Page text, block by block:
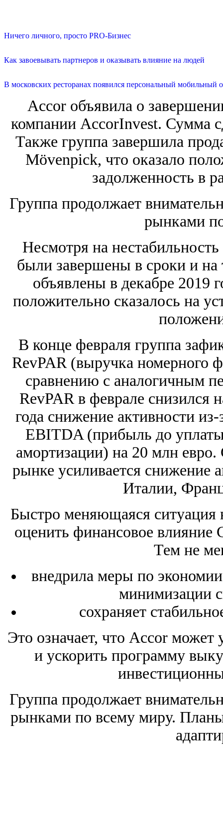
Ничего личного, просто PRO-Бизнес
Как завоевывать партнеров и оказывать влияние на людей
В московских ресторанах появился персональный мобильный
Accor объявила о
компании AccorInvest. Сумма
Также группа завершила
Mövenpick, что оказало
задолженность в
Группа продолжает
рынками
Несмотря на
были завершены в сроки и
объявлены в декабре 2019
положительно сказалось на
В конце февраля группа
RevPAR (выручка номерного
сравнению с аналогичным
RevPAR в феврале снизился
года снижение активности
EBITDA (прибыль до
амортизации) на 20 млн
рынке усиливается снижение
Италии,
Быстро меняющаяся ситуация
оценить финансовое влияние
Тем не
внедрила меры по
минимизации
сохраняет
Это означает, что Accor может
и ускорить программу
Группа продолжает
рынками по всему миру. Планы